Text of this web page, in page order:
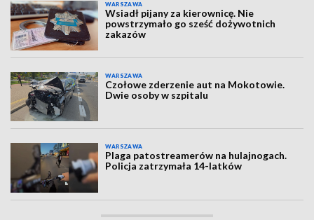
WARSZAWA
Wsiadł pijany za kierownicę. Nie
powstrzymało go sześć dożywotnich
zakazów
WARSZAWA
Czołowe zderzenie aut na Mokotowie.
Dwie osoby w szpitalu
WARSZAWA
Plaga patostreamerów na hulajnogach.
Policja zatrzymała 14-latków